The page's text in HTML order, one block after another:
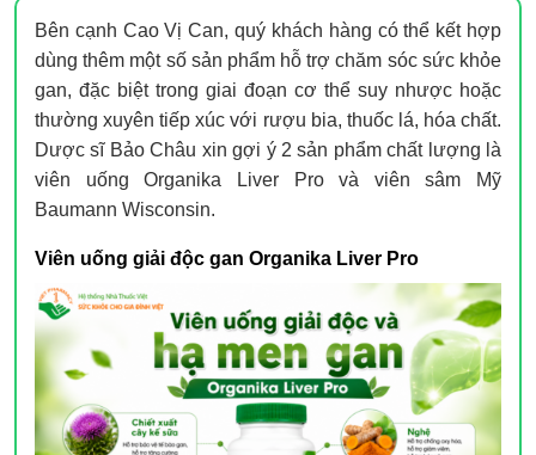
Bên cạnh Cao Vị Can, quý khách hàng có thể kết hợp
dùng thêm một số sản phẩm hỗ trợ chăm sóc sức khỏe
gan, đặc biệt trong giai đoạn cơ thể suy nhược hoặc
thường xuyên tiếp xúc với rượu bia, thuốc lá, hóa chất.
Dược sĩ Bảo Châu xin gợi ý 2 sản phẩm chất lượng là
viên uống Organika Liver Pro và viên sâm Mỹ
Baumann Wisconsin.
Viên uống giải độc gan Organika Liver Pro